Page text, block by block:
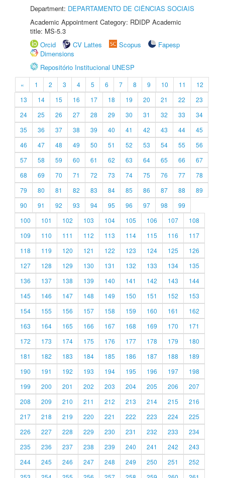
Department: DEPARTAMENTO DE CIÊNCIAS SOCIAIS
Academic Appointment Category: RDIDP Academic
title: MS-5.3
Orcid
CV Lattes Scopus
Fapesp
Dimensions
Repositório Institucional UNESP
« 1 2 3 4 5 6 7 8 9 10 11
12
13
14 15 16 17 18 19 20 21 22
23
24
25 26 27 28 29 30 31 32 33
34
35
36 37 38 39 40 41 42 43 44
45
46
47 48 49 50 51 52 53 54 55
56
57
58 59 60 61 62 63 64 65 66
67
68
69 70 71 72 73 74 75 76 77
78
79
80 81 82 83 84 85 86 87 88
89
90
91 92 93 94 95 96 97 98
99
100
101 102 103 104 105 106 107
108
109
110 111 112 113 114 115 116
117
118
119 120 121 122 123 124 125
126
127
128 129 130 131 132 133 134
135
136
137 138 139 140 141 142 143
144
145
146 147 148 149 150 151 152
153
154
155 156 157 158 159 160 161
162
163
164 165 166 167 168 169 170
171
172
173 174 175 176 177 178 179
180
181
182 183 184 185 186 187 188
189
190
191 192 193 194 195 196 197
198
199
200 201 202 203 204 205 206
207
208
209 210 211 212 213 214 215
216
217
218 219 220 221 222 223 224
225
226
227 228 229 230 231 232 233
234
235
236 237 238 239 240 241 242
243
244
245 246 247 248 249 250 251
252